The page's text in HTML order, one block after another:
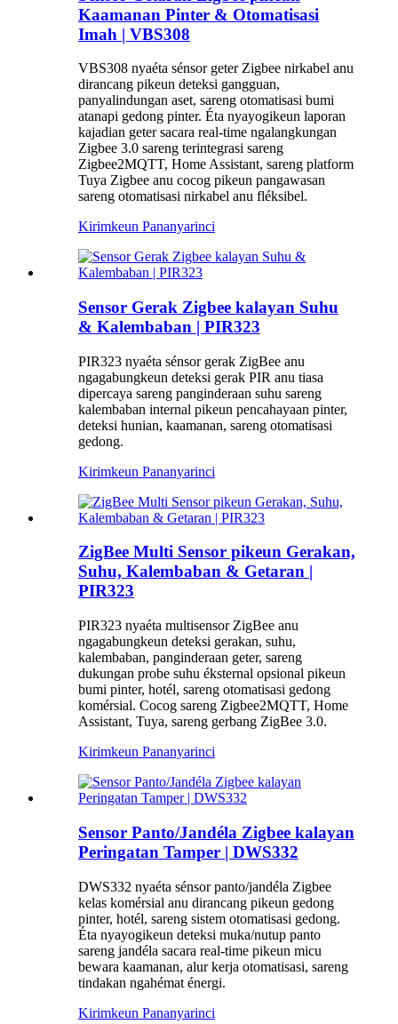
Kaamanan Pinter & Otomatisasi
Imah | VBS308
VBS308 nyaéta sénsor geter Zigbee nirkabel anu
dirancang pikeun deteksi gangguan,
panyalindungan aset, sareng otomatisasi bumi
atanapi gedong pinter. Éta nyayogikeun laporan
kajadian geter sacara real-time ngalangkungan
Zigbee 3.0 sareng terintegrasi sareng
Zigbee2MQTT, Home Assistant, sareng platform
Tuya Zigbee anu cocog pikeun pangawasan
sareng otomatisasi nirkabel anu fléksibel.
Kirimkeun Pananyarinci
Sensor Gerak Zigbee kalayan Suhu
& Kalembaban | PIR323
PIR323 nyaéta sénsor gerak ZigBee anu
ngagabungkeun deteksi gerak PIR anu tiasa
dipercaya sareng panginderaan suhu sareng
kalembaban internal pikeun pencahayaan pinter,
deteksi hunian, kaamanan, sareng otomatisasi
gedong.
Kirimkeun Pananyarinci
ZigBee Multi Sensor pikeun Gerakan,
Suhu, Kalembaban & Getaran |
PIR323
PIR323 nyaéta multisensor ZigBee anu
ngagabungkeun deteksi gerakan, suhu,
kalembaban, panginderaan geter, sareng
dukungan probe suhu éksternal opsional pikeun
bumi pinter, hotél, sareng otomatisasi gedong
komérsial. Cocog sareng Zigbee2MQTT, Home
Assistant, Tuya, sareng gerbang ZigBee 3.0.
Kirimkeun Pananyarinci
Sensor Panto/Jandéla Zigbee kalayan
Peringatan Tamper | DWS332
DWS332 nyaéta sénsor panto/jandéla Zigbee
kelas komérsial anu dirancang pikeun gedong
pinter, hotél, sareng sistem otomatisasi gedong.
Éta nyayogikeun deteksi muka/nutup panto
sareng jandéla sacara real-time pikeun micu
bewara kaamanan, alur kerja otomatisasi, sareng
tindakan ngahémat énergi.
Kirimkeun Pananyarinci